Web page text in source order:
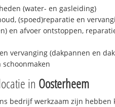
(water- en gasleiding)
(spoed)reparatie en
en afvoer ontstoppen,
vervanging (dakpannen en
in Oosterheem
bedrijf werkzaam zijn hebben